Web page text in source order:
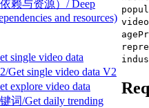
赖与资源）/ Deep
and resources)
single video data
single video data V2
explore video data
词/Get daily trending